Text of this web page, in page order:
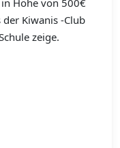
Höhe von 500€
Kiwanis -Club
zeige.